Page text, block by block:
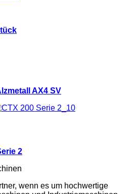
AX4 SV
2
wenn es um hochwertige